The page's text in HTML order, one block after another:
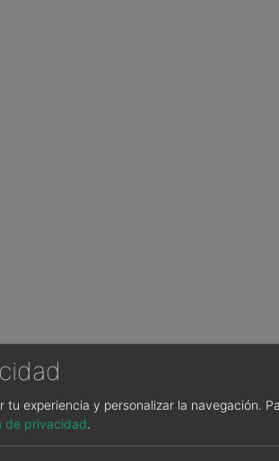
tu experiencia y personalizar la navegación.
de privacidad.